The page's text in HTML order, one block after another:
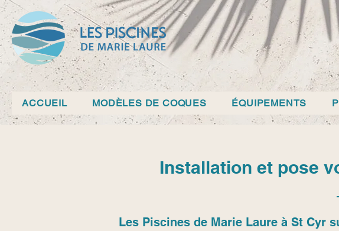
ACCUEIL MODÈLES DE COQUES ÉQUIPEMENTS
Installation et pose
Les Piscines de Marie Laure à St Cyr